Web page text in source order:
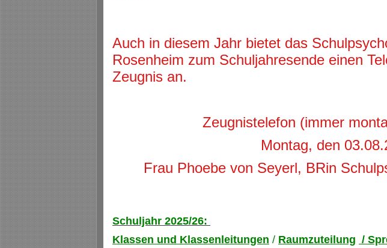
Auch in diesem Jahr bietet das
Rosenheim zum Schuljahresende einen
Zeugnis an.
Zeugnistelefon (immer
Montag, den
Frau Phoebe von Seyerl, BRin
Schuljahr 2025/26:
Klassen und Klassenleitungen / Raumzuteilung /